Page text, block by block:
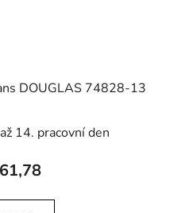
DOUGLAS 74828-13
14. pracovní den